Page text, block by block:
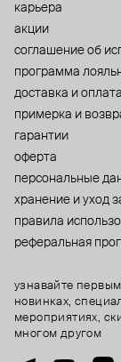
карьера
акции
cоглашение об
программа
доставка и оплата
примерка и
гарантии
оферта
персональные
хранение и уход
правила
реферальная
узнавайте
новинках,
мероприятиях,
многом другом